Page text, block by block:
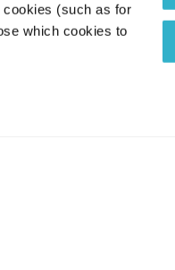
(such as for
which cookies to